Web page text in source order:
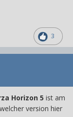
3
Horizon 5 ist am
version hier